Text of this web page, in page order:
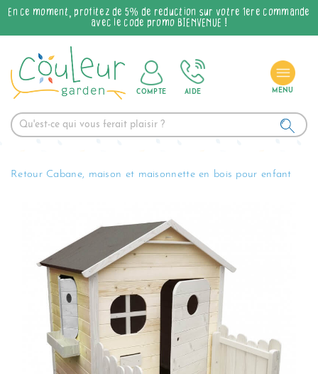
En ce moment, profitez de 5% de réduction sur votre 1ère commande
avec le code promo BIENVENUE !
COMPTE AIDE
Retour Cabane, maison et maisonnette en bois pour enfant